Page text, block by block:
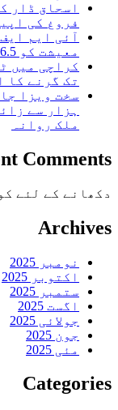
اسحاق ڈار
فروغ کی
آئی ایم
معیشت کو 6.5 فیصد جی ڈی پی کا نقصان
تک گرنے کا
ہزار سے
ملک روانہ
Comments
دکھانے کے لئے
Archives
نومبر 2025
اکتوبر 2025
ستمبر 2025
اگست 2025
جولائی 2025
جون 2025
مئی 2025
Categories